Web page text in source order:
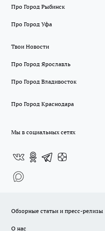
Про Город Рыбинск
Про Город Уфа
Твои Новости
Про Город Ярославль
Про Город Владивосток
Про Город Краснодара
Мы в социальных сетях
Обзорные статьи и пресс-релизы
О нас